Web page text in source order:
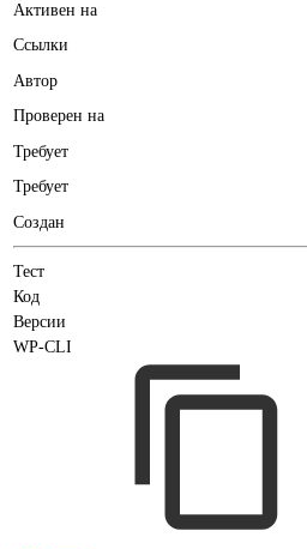
Активен на
Ссылки
Автор
Проверен на
Требует
Требует
Создан
Тест
Код
Версии
WP-CLI